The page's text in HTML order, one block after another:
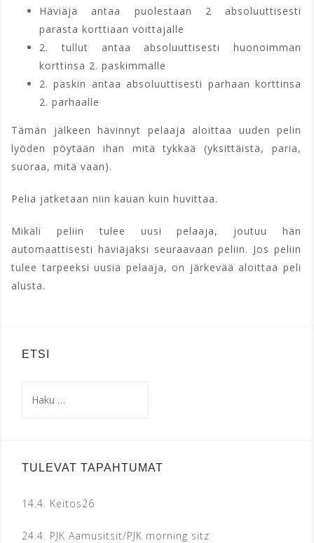
Häviäjä antaa puolestaan 2 absoluuttisesti
parasta korttiaan voittajalle
2. tullut antaa absoluuttisesti huonoimman
korttinsa 2. paskimmalle
2. paskin antaa absoluuttisesti parhaan korttinsa
2. parhaalle
Tämän jälkeen hävinnyt pelaaja aloittaa uuden pelin
lyöden pöytään ihan mitä tykkää (yksittäistä, paria,
suoraa, mitä vaan).
Peliä jatketaan niin kauan kuin huvittaa.
Mikäli peliin tulee uusi pelaaja, joutuu hän
automaattisesti häviäjäksi seuraavaan peliin. Jos peliin
tulee tarpeeksi uusia pelaaja, on järkevää aloittaa peli
alusta.
ETSI
TULEVAT TAPAHTUMAT
14.4. Keitos26
24.4. PJK Aamusitsit/PJK morning sitz